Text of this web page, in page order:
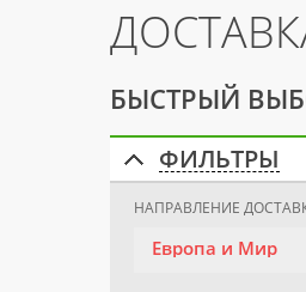
БЫСТРЫЙ
ФИЛЬТРЫ
НАПРАВЛЕНИЕ
Европа и Мир